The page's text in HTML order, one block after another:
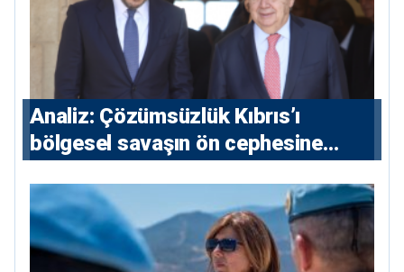
Analiz: Çözümsüzlük Kıbrıs’ı
bölgesel savaşın ön cephesine